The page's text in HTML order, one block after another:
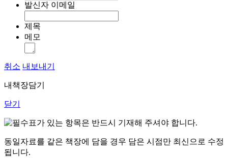
발신자 이메일
제목
메모
취소 내보내기
내책장담기
닫기
표가 있는 항목은 반드시 기재해 주셔야 합니다.
동일자료를 같은 책장에 담을 경우 담은 시점만 최신으로 수정
됩니다.